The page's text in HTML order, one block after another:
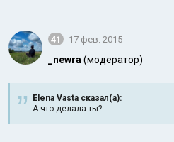
41 17 фев. 2015
_newra (модератор)
Elena Vasta сказал(а):
А что делала ты?